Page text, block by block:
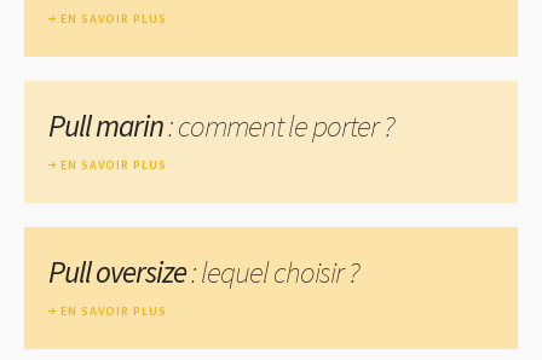
EN SAVOIR PLUS
Pull marin: comment le porter ?
EN SAVOIR PLUS
Pull oversize: lequel choisir ?
EN SAVOIR PLUS